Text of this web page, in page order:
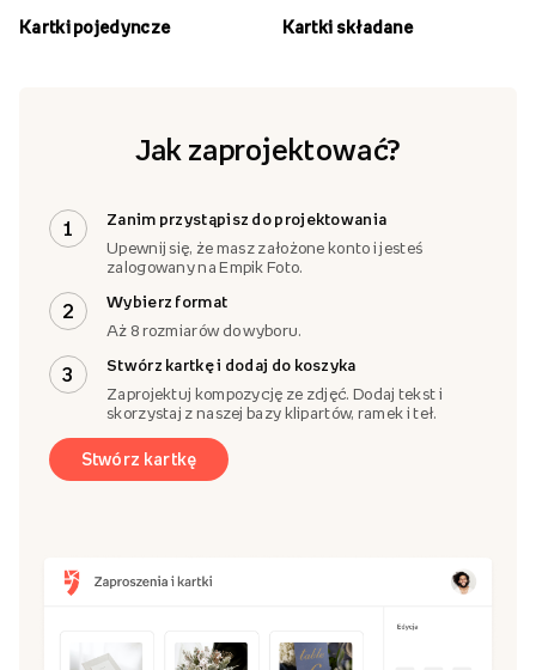
Kartki pojedyncze Kartki składane
Jak zaprojektować?
1
Zanim przystąpisz do projektowania
Upewnij się, że masz założone konto i jesteś
zalogowany na Empik Foto.
2
Wybierz format
Aż 8 rozmiarów do wyboru.
3
Stwórz kartkę i dodaj do koszyka
Zaprojektuj kompozycję ze zdjęć. Dodaj tekst i
skorzystaj z naszej bazy klipartów, ramek i teł.
Stwórz kartkę